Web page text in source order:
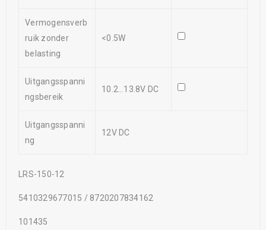
Vermogensverb
ruik zonder
belasting
<0.5W
Uitgangsspanni
ngsbereik
10.2…13.8V DC
Uitgangsspanni
ng
12V DC
LRS-150-12
5410329677015 / 8720207834162
101435